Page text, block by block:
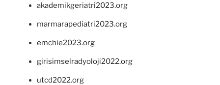
akademikgeriatri2023.org
marmarapediatri2023.org
emchie2023.org
girisimselradyoloji2022.org
utcd2022.org